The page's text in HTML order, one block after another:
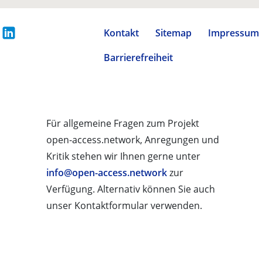
Kontakt Sitemap Impressum
Barrierefreiheit
Für allgemeine Fragen zum Projekt
open-access.network, Anregungen und
Kritik stehen wir Ihnen gerne unter
info@open-access.networkzur
Verfügung. Alternativ können Sie auch
unser Kontaktformular verwenden.